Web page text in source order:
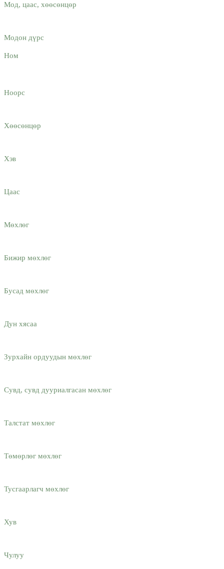
Мод, цаас, хөөсөнцөр
Модон дүрс
Ном
Ноорс
Хөөсөнцөр
Хэв
Цаас
Мөхлөг
Бижир мөхлөг
Бусад мөхлөг
Дун хясаа
Зурхайн ордуудын мөхлөг
Сувд, сувд дууриалгасан мөхлөг
Талстат мөхлөг
Төмөрлөг мөхлөг
Тусгаарлагч мөхлөг
Хув
Чулуу